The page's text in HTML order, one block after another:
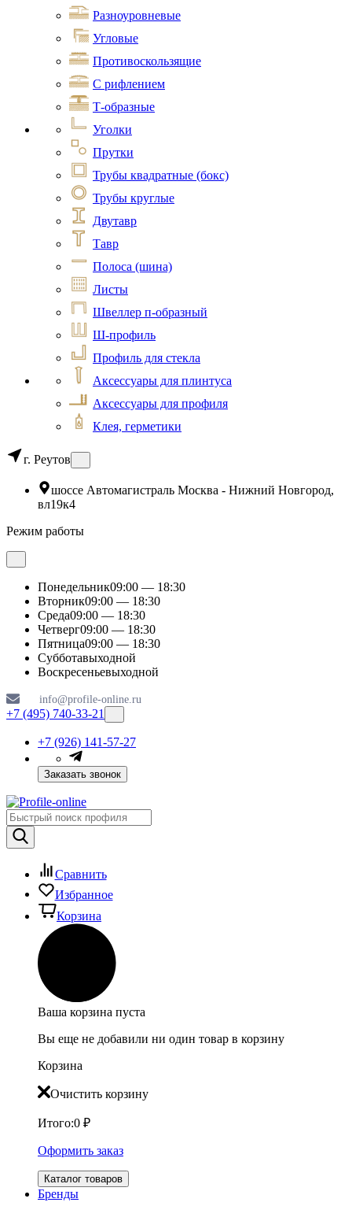
Разноуровневые
Угловые
Противоскользящие
С рифлением
Т-образные
Уголки
Прутки
Трубы квадратные (бокс)
Трубы круглые
Двутавр
Тавр
Полоса (шина)
Листы
Швеллер п-образный
Ш-профиль
Профиль для стекла
Аксессуары для плинтуса
Аксессуары для профиля
Клея, герметики
г. Реутов
шоссе Автомагистраль Москва - Нижний Новгород,
вл19к4
Режим работы
Понедельник09:00 — 18:30
Вторник09:00 — 18:30
Среда09:00 — 18:30
Четверг09:00 — 18:30
Пятница09:00 — 18:30
Субботавыходной
Воскресеньевыходной
info@profile-online.ru
+7 (495) 740-33-21
+7 (926) 141-57-27
Заказать звонок
Сравнить
Избранное
Корзина
Ваша корзина пуста
Вы еще не добавили ни один товар в корзину
Корзина
Очистить корзину
Итого:0 ₽
Оформить заказ
Каталог товаров
Бренды